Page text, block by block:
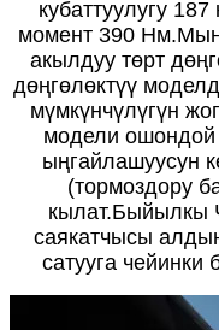
кубаттуулугу
момент 390
акылдуу төрт
дөңгөлөктүү
мүмкүнчүлүгүн
модели ошондой
ыңгайлашуусун
(тормоздору
кылат.Быйылкы
саякатчысы
сатууга